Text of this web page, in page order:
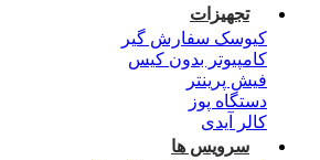
تجهیزات
کیوسک سفارش گیر
کامپیوتر بدون کیس
فیش پرینتر
دستگاه پوز
کالر آیدی
سرویس ها